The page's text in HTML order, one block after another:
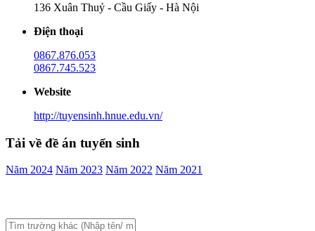
136 Xuân Thuỷ - Cầu Giấy - Hà Nội
Điện thoại
0867.876.053
0867.745.523
Website
http://tuyensinh.hnue.edu.vn/
Tải về đề án tuyển sinh
Năm 2024 Năm 2023 Năm 2022 Năm 2021